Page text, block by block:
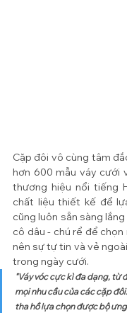
Cặp đôi vô cùng tâm
hơn 600 mẫu váy cưới
thương hiệu nổi tiếng
chất liệu thiết kế để
cũng luôn sẵn sàng
cô dâu - chú rể để
nên sự tự tin và vẻ
trong ngày cưới.
"Váy vóc cực kì đa dạng, từ
mọi nhu cầu của các cặp
tha hồ lựa chọn được bộ